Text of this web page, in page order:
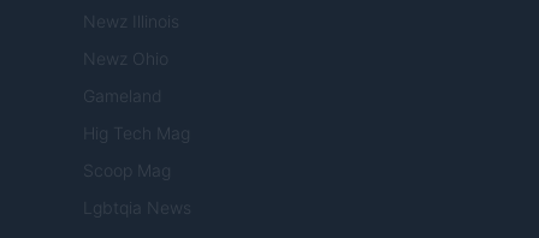
Newz Illinois
Newz Ohio
Gameland
Hig Tech Mag
Scoop Mag
Lgbtqia News